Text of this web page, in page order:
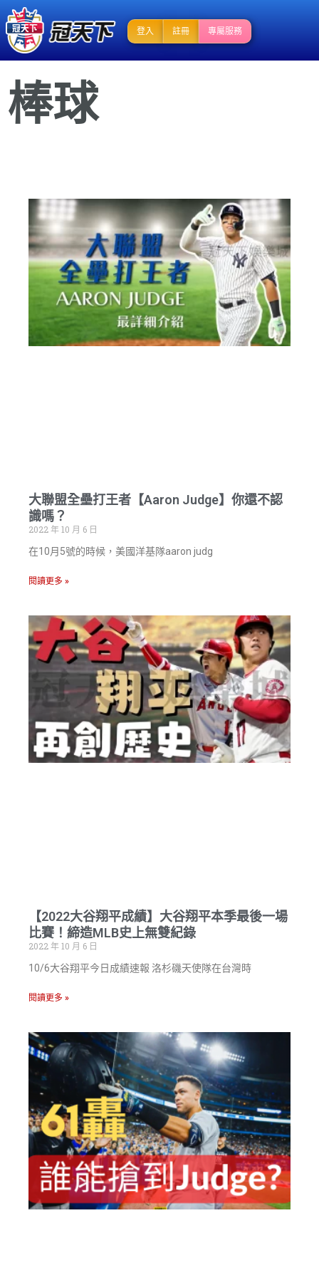
登入 註冊 專屬服務
棒球
大聯盟全壘打王者【Aaron Judge】你還不認
識嗎？
2022 年 10 月 6 日
在10月5號的時候，美國洋基隊aaron judg
閱讀更多 »
【2022大谷翔平成績】大谷翔平本季最後一場
比賽！締造MLB史上無雙紀錄
2022 年 10 月 6 日
10/6大谷翔平今日成績速報 洛杉磯天使隊在台灣時
閱讀更多 »